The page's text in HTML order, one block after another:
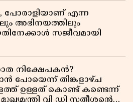
പോരാളിയാണ് എന്ന
അഭിനയത്തിലും
സജീവമായി
നിക്ഷേപകൻ?
പോയെന്ന് തിങ്കളാഴ്ച
ഉള്ളത് കൊണ്ട് കണ്ടെന്ന്